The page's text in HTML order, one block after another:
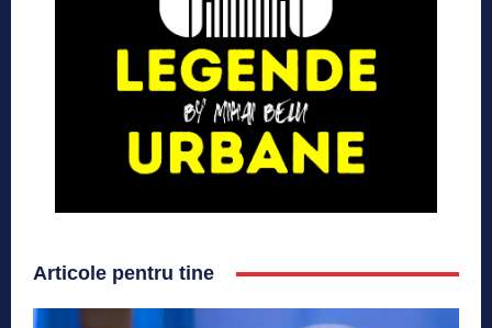
Articole pentru tine